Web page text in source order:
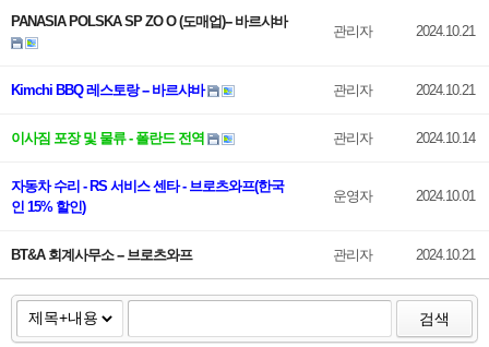
PANASIA POLSKA SP ZO O (도매업)-- 바르샤바
관리자 2024.10.21
Kimchi BBQ 레스토랑 -- 바르샤바 관리자 2024.10.21
이사짐 포장 및 물류 - 폴란드 전역 관리자 2024.10.14
자동차 수리 - RS 서비스 센타 - 브로츠와프(한국
인 15% 할인)
운영자 2024.10.01
BT&A 회계사무소 -- 브로츠와프 관리자 2024.10.21
검색